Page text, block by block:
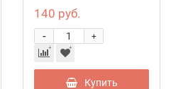
140 руб.
+
-
Купить